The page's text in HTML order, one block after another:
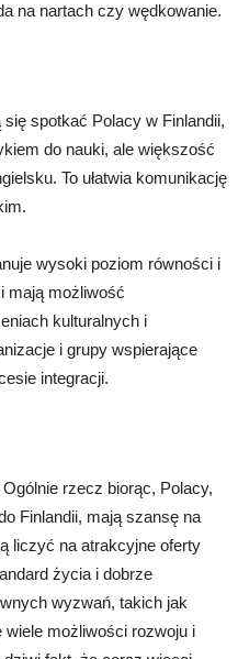
na nartach czy wędkowanie.
spotkać Polacy w Finlandii,
do nauki, ale większość
To ułatwia komunikację
wysoki poziom równości i
mają możliwość
kulturalnych i
i grupy wspierające
integracji.
rzecz biorąc, Polacy,
Finlandii, mają szansę na
liczyć na atrakcyjne oferty
życia i dobrze
wyzwań, takich jak
wiele możliwości rozwoju i